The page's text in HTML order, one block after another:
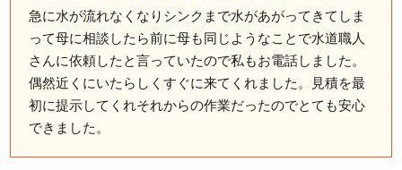
急に水が流れなくなりシンクまで水があがってきてしま
って母に相談したら前に母も同じようなことで水道職人
さんに依頼したと言っていたので私もお電話しました。
偶然近くにいたらしくすぐに来てくれました。見積を最
初に提示してくれそれからの作業だったのでとても安心
できました。